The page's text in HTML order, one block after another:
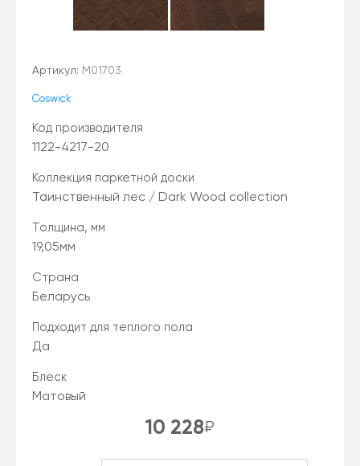
Артикул: М01703
Coswick
Код производителя
1122-4217-20
Коллекция паркетной доски
Таинственный лес / Dark Wood collection
Толщина, мм
19,05мм
Страна
Беларусь
Подходит для теплого пола
Да
Блеск
Матовый
10 228₽